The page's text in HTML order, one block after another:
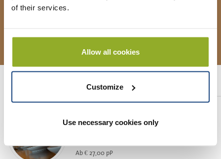
of their services.
Allow all cookies
Customize
Use necessary cookies only
Ähnliche Ausflüge
business 4-uur vergaderarrangement
Ab € 27,00 pP